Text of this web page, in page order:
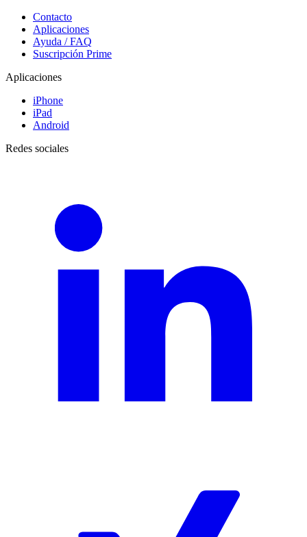
Contacto
Aplicaciones
Ayuda / FAQ
Suscripción Prime
Aplicaciones
iPhone
iPad
Android
Redes sociales